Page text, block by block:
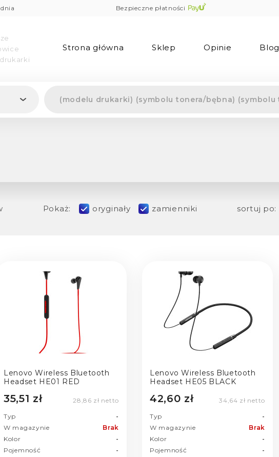
Bezpieczne płatności
Strona główna Sklep Opinie Blog
Pokaż: oryginały zamienniki sortuj po:
Lenovo Wireless Bluetooth
Headset HE01 RED
35,51 zł 28,86 zł netto
Typ
-
W magazynie
Brak
Kolor
-
Pojemność
-
Lenovo Wireless Bluetooth
Headset HE05 BLACK
42,60 zł 34,64 zł netto
Typ
-
W magazynie
Brak
Kolor
-
Pojemność
-